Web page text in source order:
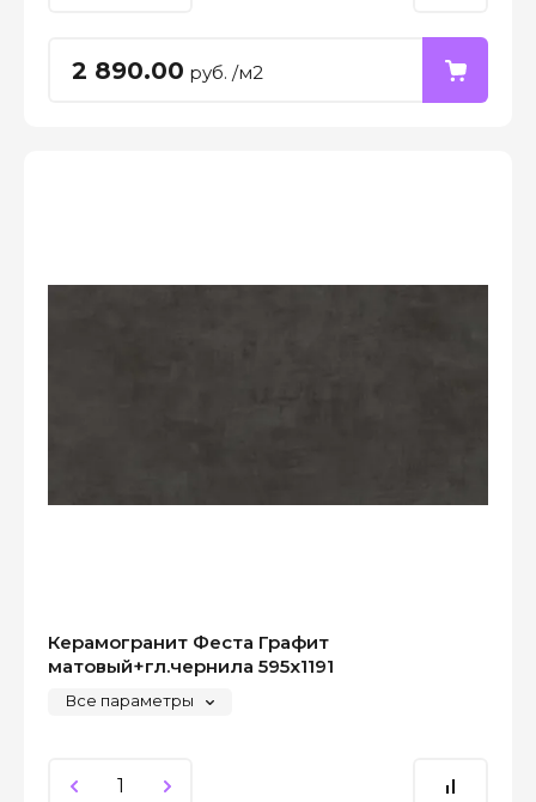
2 890.00 руб. /м2
Керамогранит Феста Графит
матовый+гл.чернила 595x1191
Все параметры